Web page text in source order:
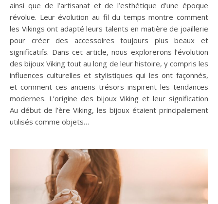
ainsi que de l’artisanat et de l’esthétique d’une époque
révolue. Leur évolution au fil du temps montre comment
les Vikings ont adapté leurs talents en matière de joaillerie
pour créer des accessoires toujours plus beaux et
significatifs. Dans cet article, nous explorerons l’évolution
des bijoux Viking tout au long de leur histoire, y compris les
influences culturelles et stylistiques qui les ont façonnés,
et comment ces anciens trésors inspirent les tendances
modernes. L’origine des bijoux Viking et leur signification
Au début de l’ère Viking, les bijoux étaient principalement
utilisés comme objets…